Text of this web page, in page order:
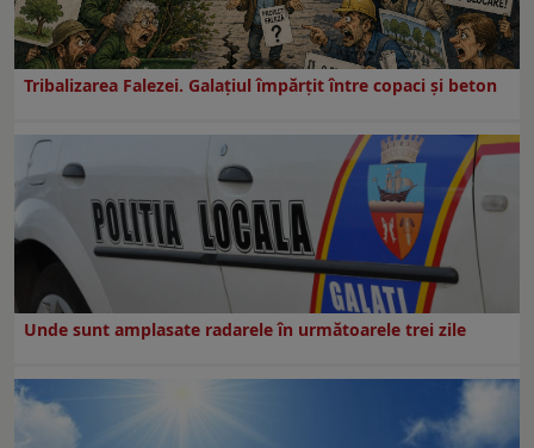
Tribalizarea Falezei. Galațiul împărțit între copaci și beton
Unde sunt amplasate radarele în următoarele trei zile